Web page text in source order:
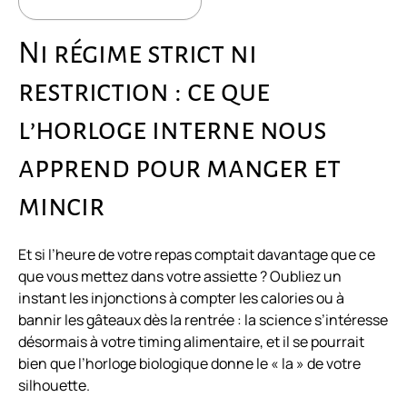
Ni régime strict ni
restriction : ce que
l’horloge interne nous
apprend pour manger et
mincir
Et si l’heure de votre repas comptait davantage que ce
que vous mettez dans votre assiette ? Oubliez un
instant les injonctions à compter les calories ou à
bannir les gâteaux dès la rentrée : la science s’intéresse
désormais à votre timing alimentaire, et il se pourrait
bien que l’horloge biologique donne le « la » de votre
silhouette.